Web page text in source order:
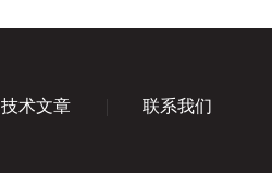
技术文章 联系我们